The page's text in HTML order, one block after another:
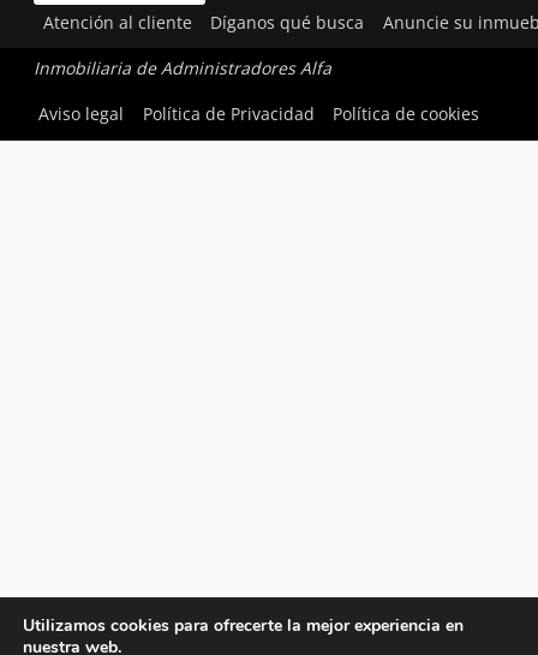
Atención al cliente Díganos qué busca Anuncie su
Inmobiliaria de Administradores Alfa
Aviso legal
Política de Privacidad Política de cookies
Utilizamos cookies para ofrecerte la mejor experiencia en
nuestra web.